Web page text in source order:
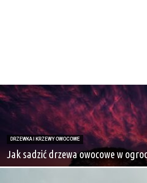
DRZEWKA I KRZEWY OWOCOWE
Jak sadzić drzewa owocowe w